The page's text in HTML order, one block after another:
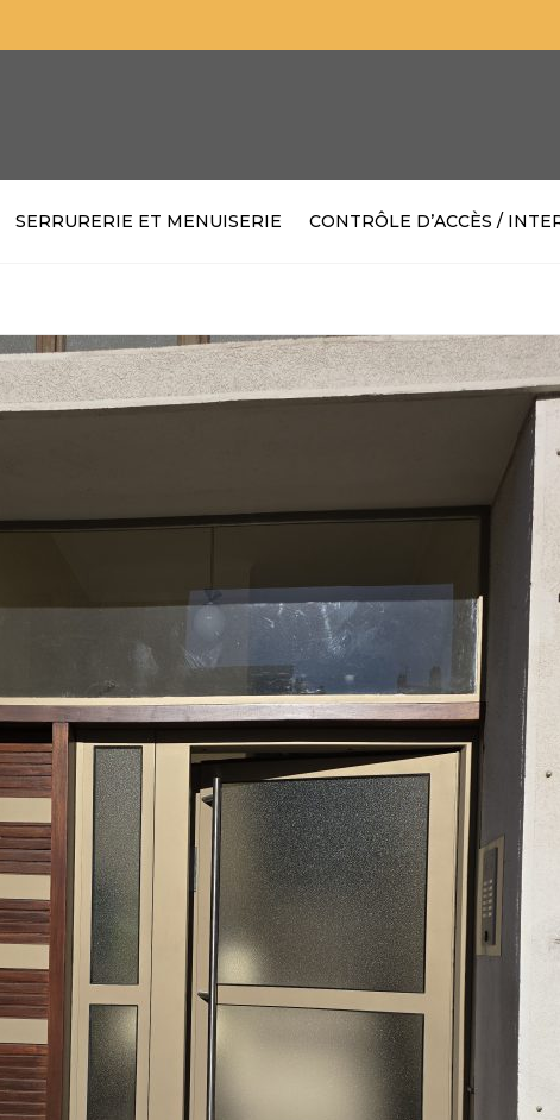
SERRURERIE ET MENUISERIE CONTRÔLE D’ACCÈS /